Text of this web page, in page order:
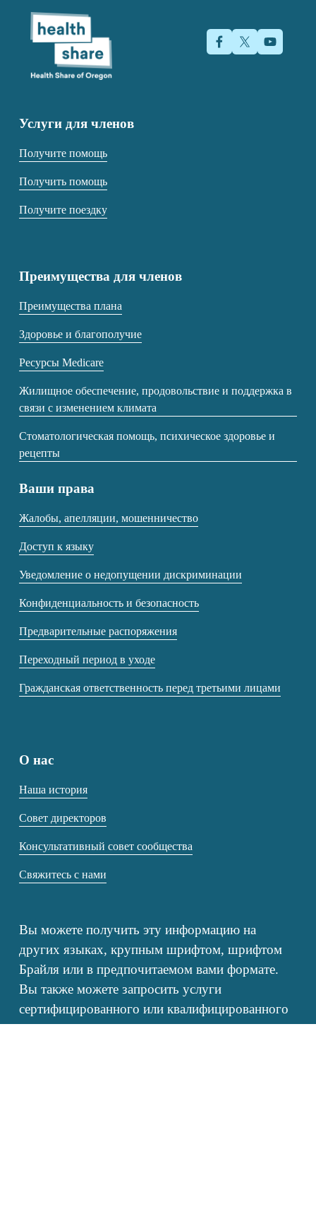
Услуги для членов
Получите помощь
Получить помощь
Получите поездку
Преимущества для членов
Преимущества плана
Здоровье и благополучие
Ресурсы Medicare
Жилищное обеспечение, продовольствие и поддержка в
связи с изменением климата
Стоматологическая помощь, психическое здоровье и
рецепты
Ваши права
Жалобы, апелляции, мошенничество
Доступ к языку
Уведомление о недопущении дискриминации
Конфиденциальность и безопасность
Предварительные распоряжения
Переходный период в уходе
Гражданская ответственность перед третьими лицами
О нас
Наша история
Совет директоров
Консультативный совет сообщества
Свяжитесь с нами
Вы можете получить эту информацию на
других языках, крупным шрифтом, шрифтом
Брайля или в предпочитаемом вами формате.
Вы также можете запросить услуги
сертифицированного или квалифицированного
переводчика. Эта помощь предоставляется